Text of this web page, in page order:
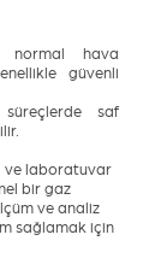
normal hava
güvenli
saf
ve laboratuvar
bir gaz
ve analiz
sağlamak için